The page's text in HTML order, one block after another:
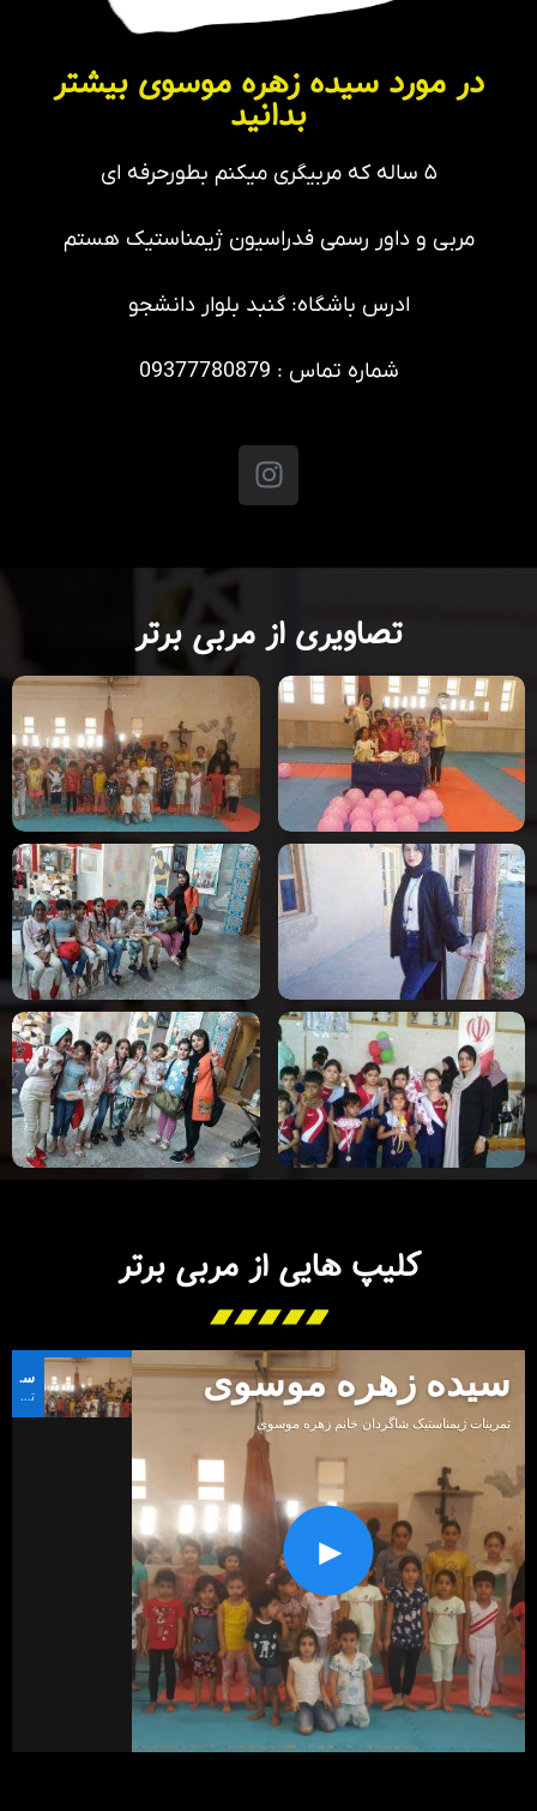
در مورد سیده زهره موسوی بیشتر
بدانید
۵ ساله که مربیگری میکنم بطورحرفه ای
مربی و داور رسمی فدراسیون ژیمناستیک هستم
ادرس باشگاه: گنبد بلوار دانشجو
شماره تماس : 09377780879
تصاویری از مربی برتر
کلیپ هایی از مربی برتر
سیده زهره موسوی
تمرینات ژیمناستیک شاگردان خانم زهره موسوی
سیده زهره موسوی
تمرینات ژیمناستیک شاگردان خانم زهره موسوی